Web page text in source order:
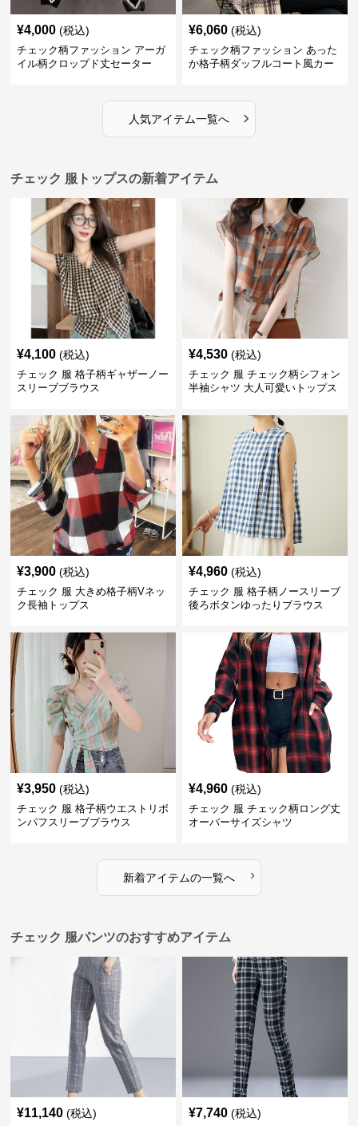
¥4,000 (税込)
チェック柄ファッション アーガ
イル柄クロップド丈セーター
¥6,060 (税込)
チェック柄ファッション あった
か格子柄ダッフルコート風カー
人気アイテム一覧へ ›
チェック 服トップスの新着アイテム
¥4,100 (税込)
チェック 服 格子柄ギャザーノー
スリーブブラウス
¥4,530 (税込)
チェック 服 チェック柄シフォン
半袖シャツ 大人可愛いトップス
¥3,900 (税込)
チェック 服 大きめ格子柄Vネッ
ク長袖トップス
¥4,960 (税込)
チェック 服 格子柄ノースリーブ
後ろボタンゆったりブラウス
¥3,950 (税込)
チェック 服 格子柄ウエストリボ
ンパフスリーブブラウス
¥4,960 (税込)
チェック 服 チェック柄ロング丈
オーバーサイズシャツ
新着アイテムの一覧へ ›
チェック 服パンツのおすすめアイテム
¥11,140 (税込) ¥7,740 (税込)